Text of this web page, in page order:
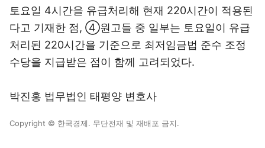
토요일 4시간을 유급처리해 현재 220시간이 적용된
다고 기재한 점, ④원고들 중 일부는 토요일이 유급
처리된 220시간을 기준으로 최저임금법 준수 조정
수당을 지급받은 점이 함께 고려되었다.
박진홍 법무법인 태평양 변호사
Copyright © 한국경제. 무단전재 및 재배포 금지.